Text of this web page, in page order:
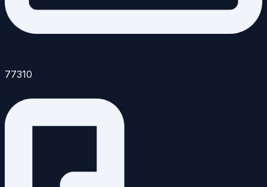
77310